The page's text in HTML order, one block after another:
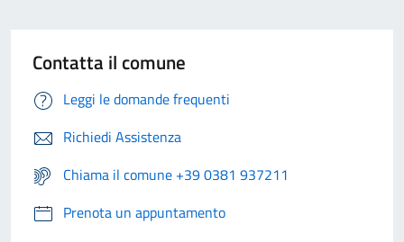
Contatta il comune
Leggi le domande frequenti
Richiedi Assistenza
Chiama il comune +39 0381 937211
Prenota un appuntamento